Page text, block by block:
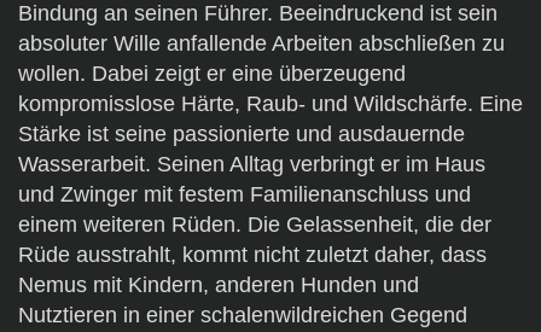
Bindung an seinen Führer. Beeindruckend ist sein
absoluter Wille anfallende Arbeiten abschließen zu
wollen. Dabei zeigt er eine überzeugend
kompromisslose Härte, Raub- und Wildschärfe. Eine
Stärke ist seine passionierte und ausdauernde
Wasserarbeit. Seinen Alltag verbringt er im Haus
und Zwinger mit festem Familienanschluss und
einem weiteren Rüden. Die Gelassenheit, die der
Rüde ausstrahlt, kommt nicht zuletzt daher, dass
Nemus mit Kindern, anderen Hunden und
Nutztieren in einer schalenwildreichen Gegend